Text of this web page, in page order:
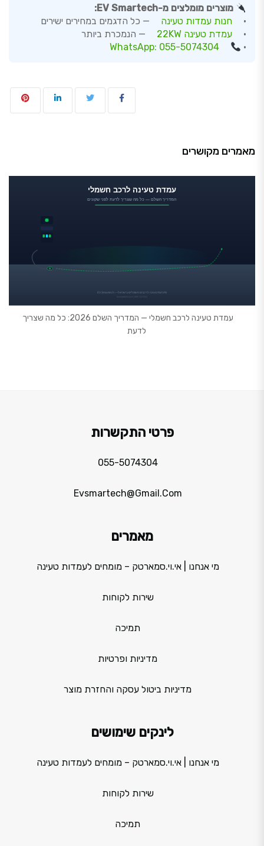
מוצרים מומלצים מ-EV Smartech:
•
חנות עמדות טעינה
— כל הדגמים במחירים ישירים
•
עמדת טעינה 22KW
— הנמכרת ביותר
•
WhatsApp: 055-5074304
מאמרים מקושרים
עמדת טעינה לרכב חשמלי — המדריך השלם 2026: כל מה שצריך
לדעת
פרטי התקשרות
055-5074304
Evsmartech@gmail.com
מאמרים
מי אנחנו | אי.וי.סמארטק – מומחים לעמדות טעינה
שירות לקוחות
תמיכה
מדיניות ופרטיות
מדיניות ביטול עסקה והחזרת מוצר
לינקים שימושים
מי אנחנו | אי.וי.סמארטק – מומחים לעמדות טעינה
שירות לקוחות
תמיכה